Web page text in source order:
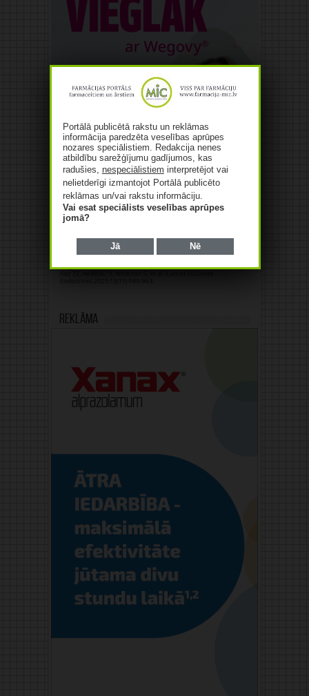
Reklāma
Portālā publicētā rakstu un reklāmas
informācija paredzēta veselības aprūpes
nozares speciālistiem. Redakcija nenes
atbildību sarežģījumu gadījumos, kas
radušies, nespeciālistiem interpretējot vai
nelietderīgi izmantojot Portālā publicēto
reklāmas un/vai rakstu informāciju.
Vai esat speciālists veselības aprūpes
jomā?
Jā Nē